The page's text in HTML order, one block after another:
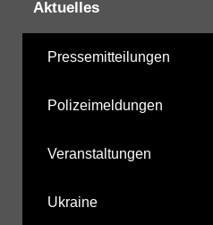
Aktuelles
Pressemitteilungen
Polizeimeldungen
Veranstaltungen
Ukraine